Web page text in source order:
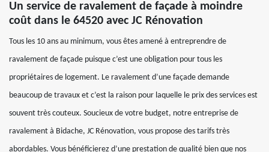
Un service de ravalement de façade à moindre
coût dans le 64520 avec JC Rénovation
Tous les 10 ans au minimum, vous êtes amené à entreprendre de
ravalement de façade puisque c’est une obligation pour tous les
propriétaires de logement. Le ravalement d’une façade demande
beaucoup de travaux et c’est la raison pour laquelle le prix des services est
souvent très couteux. Soucieux de votre budget, notre entreprise de
ravalement à Bidache, JC Rénovation, vous propose des tarifs très
abordables. Vous bénéficierez d’une prestation de qualité bien que nos